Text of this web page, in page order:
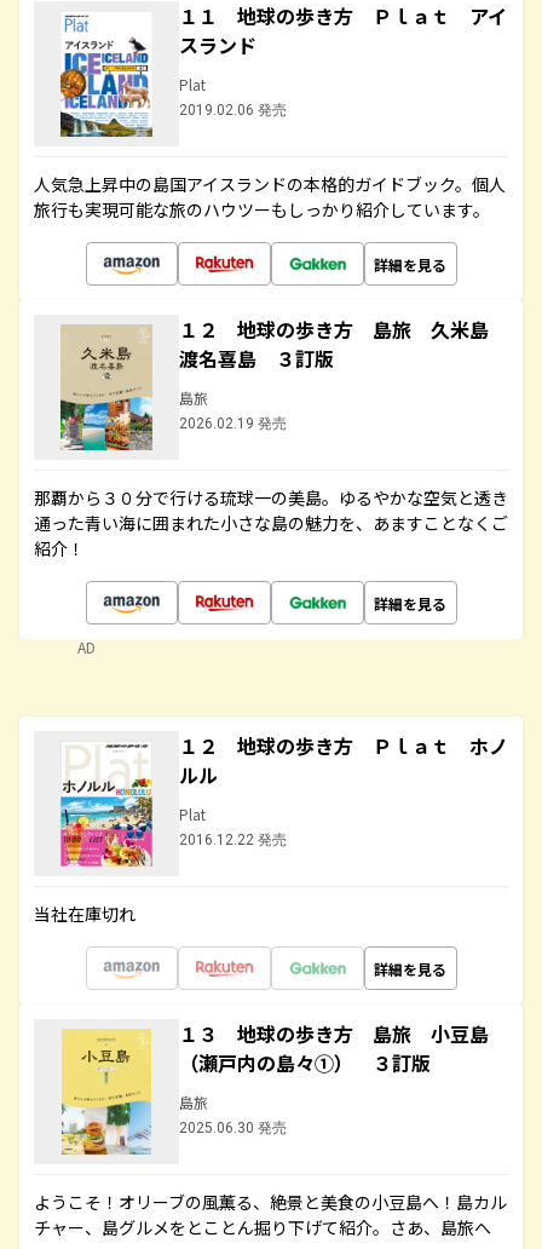
１１ 地球の歩き方 Ｐｌａｔ アイ
スランド
Plat
2019.02.06 発売
人気急上昇中の島国アイスランドの本格的ガイドブック。個人
旅行も実現可能な旅のハウツーもしっかり紹介しています。
詳細を見る
１２ 地球の歩き方 島旅 久米島
渡名喜島 ３訂版
島旅
2026.02.19 発売
那覇から３０分で行ける琉球一の美島。ゆるやかな空気と透き
通った青い海に囲まれた小さな島の魅力を、あますことなくご
紹介！
詳細を見る
AD
１２ 地球の歩き方 Ｐｌａｔ ホノ
ルル
Plat
2016.12.22 発売
当社在庫切れ
詳細を見る
１３ 地球の歩き方 島旅 小豆島
（瀬戸内の島々①） ３訂版
島旅
2025.06.30 発売
ようこそ！オリーブの風薫る、絶景と美食の小豆島へ！島カル
チャー、島グルメをとことん掘り下げて紹介。さあ、島旅へ